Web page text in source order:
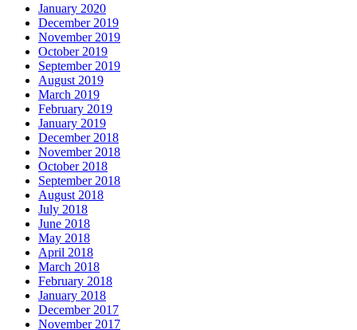
January 2020
December 2019
November 2019
October 2019
September 2019
August 2019
March 2019
February 2019
January 2019
December 2018
November 2018
October 2018
September 2018
August 2018
July 2018
June 2018
May 2018
April 2018
March 2018
February 2018
January 2018
December 2017
November 2017